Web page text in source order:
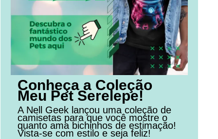
Conheça a Coleção
Meu Pet Serelepe!
A Nell Geek lançou uma coleção de
camisetas para que você mostre o
quanto ama bichinhos de estimação!
Vista-se com estilo e seja feliz!